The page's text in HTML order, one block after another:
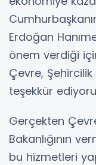
Erdoğan
önem verdiği
Çevre, Şehircilik
teşekkür
Gerçekten
Bakanlığının
bu hizmetleri